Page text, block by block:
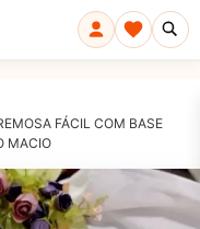
FÁCIL COM BASE
MACIO